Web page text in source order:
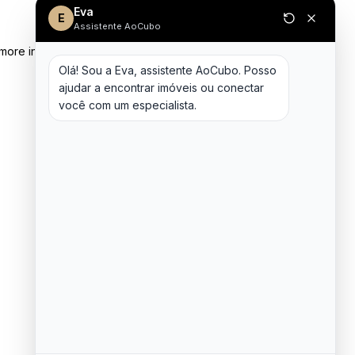
information)
E Eva
Assistente AoCubo
Olá! Sou a Eva, assistente AoCubo. Posso
ajudar a encontrar imóveis ou conectar
você com um especialista.